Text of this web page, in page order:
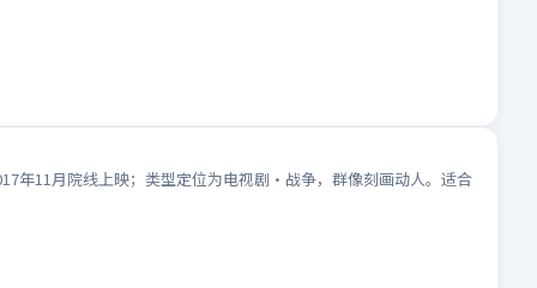
年11月院线上映；类型定位为电视剧·战争，群像刻画动人。适合